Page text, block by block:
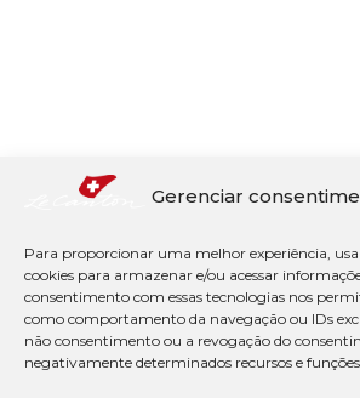
Gerenciar
Para proporcionar uma melhor experiência,
cookies para armazenar e/ou acessar
consentimento com essas tecnologias nos
como comportamento da navegação ou IDs
não consentimento ou a revogação do
negativamente determinados recursos e